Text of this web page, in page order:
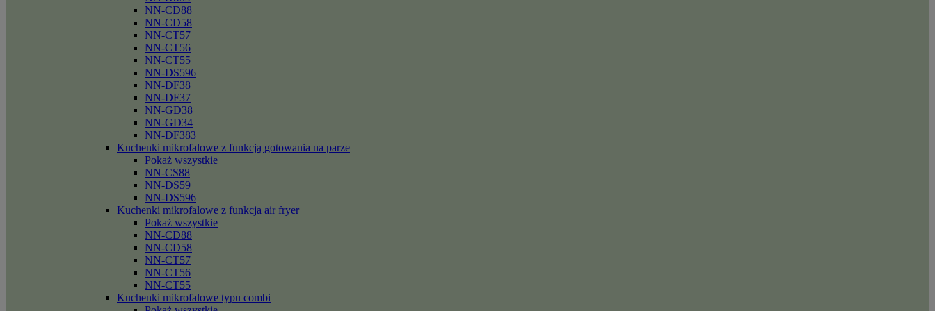
NN-CD88
NN-CD58
NN-CT57
NN-CT56
NN-CT55
NN-DS596
NN-DF38
NN-DF37
NN-GD38
NN-GD34
NN-DF383
Kuchenki mikrofalowe z funkcją gotowania na parze
Pokaż wszystkie
NN-CS88
NN-DS59
NN-DS596
Kuchenki mikrofalowe z funkcja air fryer
Pokaż wszystkie
NN-CD88
NN-CD58
NN-CT57
NN-CT56
NN-CT55
Kuchenki mikrofalowe typu combi